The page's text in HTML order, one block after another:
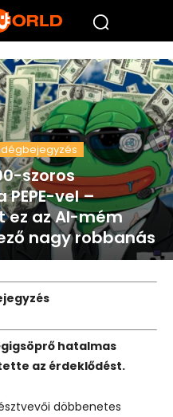
szoros
vel –
ez az AI-mém
nagy robbanás
hatalmas
az érdeklődést.
döbbenetes